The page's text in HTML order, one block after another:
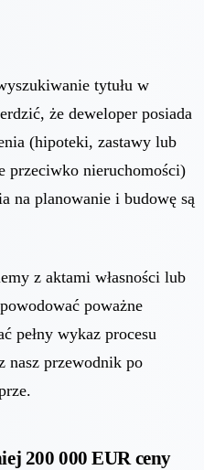
tytułu w
że deweloper posiada
(hipoteki, zastawy lub
przeciwko nieruchomości)
na planowanie i budowę są
z aktami własności lub
poważne
pełny wykaz procesu
nasz przewodnik po
.
200 000 EUR ceny